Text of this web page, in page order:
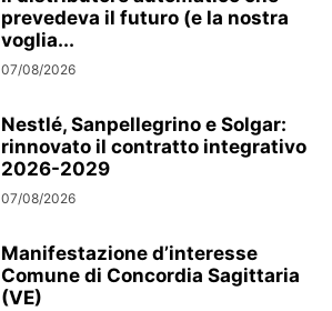
prevedeva il futuro (e la nostra
voglia...
07/08/2026
Nestlé, Sanpellegrino e Solgar:
rinnovato il contratto integrativo
2026-2029
07/08/2026
Manifestazione d’interesse
Comune di Concordia Sagittaria
(VE)